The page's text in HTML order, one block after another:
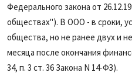
Федерального закона от
обществах"). В ООО - в сроки,
общества, но не ранее двух и
месяца после окончания
34, п. 3 ст. 36 Закона N 14-ФЗ).